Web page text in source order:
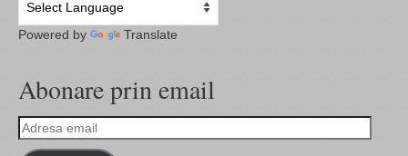
Powered by Translate
Abonare prin email
Adresa
email